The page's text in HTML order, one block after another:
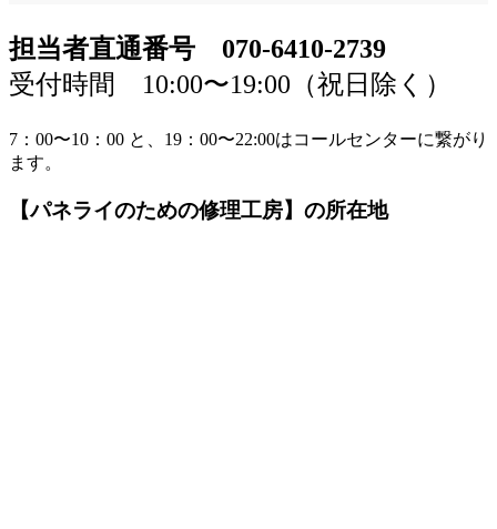
担当者直通番号 070-6410-2739
受付時間 10:00〜19:00（祝日除く）
7：00〜10：00 と、19：00〜22:00はコールセンターに繋がり
ます。
【パネライのための修理工房】の所在地